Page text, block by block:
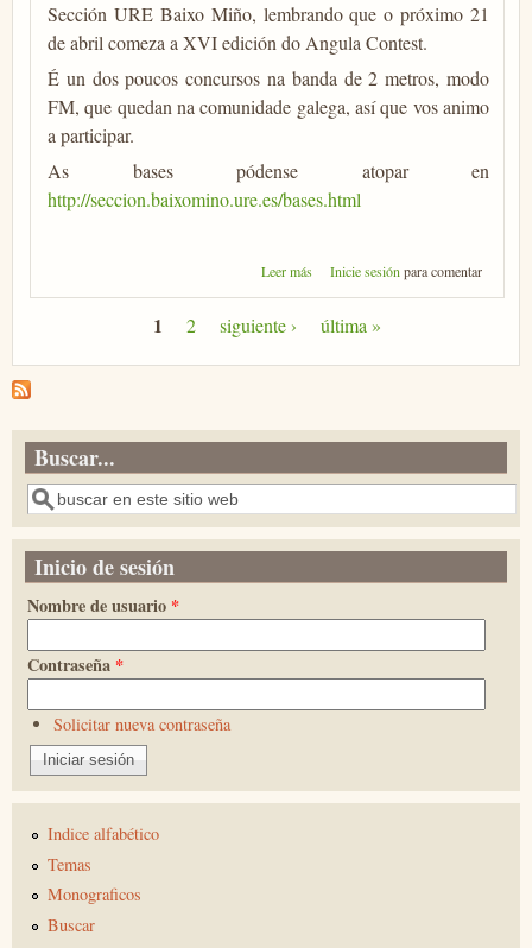
Sección URE Baixo Miño, lembrando que o próximo 21
de abril comeza a XVI edición do Angula Contest.
É un dos poucos concursos na banda de 2 metros, modo
FM, que quedan na comunidade galega, así que vos animo
a participar.
As bases pódense atopar en
http://seccion.baixomino.ure.es/bases.html
Leer más sobre XVI Angula Contest
Inicie sesión para comentar
1 2 siguiente › última »
Buscar...
Buscar
Inicio de sesión
Nombre de usuario *
Contraseña *
Solicitar nueva contraseña
Indice alfabético
Temas
Monograficos
Buscar